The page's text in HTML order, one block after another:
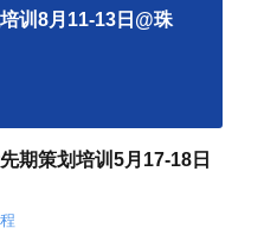
训8月11-13日@珠
期策划培训5月17-18日